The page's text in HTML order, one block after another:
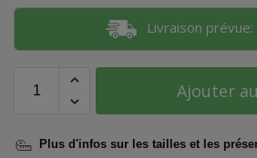
Livraison
Ajouter
Plus d'infos sur les tailles et les